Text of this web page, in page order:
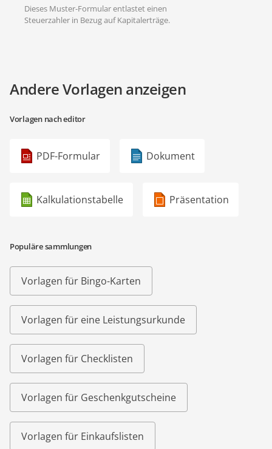
Dieses Muster-Formular entlastet einen
Steuerzahler in Bezug auf Kapitalerträge.
Andere Vorlagen anzeigen
Vorlagen nach editor
PDF-Formular Dokument
Kalkulationstabelle Präsentation
Populäre sammlungen
Vorlagen für Bingo-Karten
Vorlagen für eine Leistungsurkunde
Vorlagen für Checklisten
Vorlagen für Geschenkgutscheine
Vorlagen für Einkaufslisten